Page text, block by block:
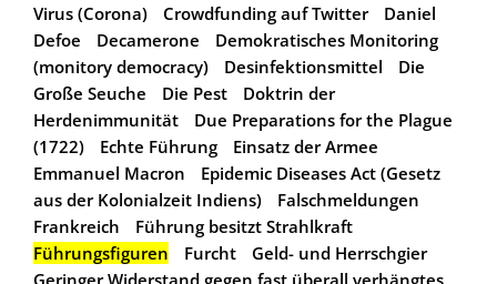
Virus (Corona)
Crowdfunding auf Twitter
Daniel
Defoe
Decamerone
Demokratisches Monitoring
(monitory democracy)
Desinfektionsmittel
Die
Große Seuche
Die Pest
Doktrin der
Herdenimmunität
Due Preparations for the Plague
(1722)
Echte Führung
Einsatz der Armee
Emmanuel Macron
Epidemic Diseases Act (Gesetz
aus der Kolonialzeit Indiens)
Falschmeldungen
Frankreich
Führung besitzt Strahlkraft
Führungsfiguren
Furcht
Geld- und Herrschgier
Geringer Widerstand gegen fast überall verhängtes